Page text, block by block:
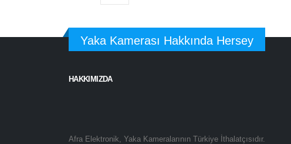
Yaka Kamerası Hakkında Hersey
HAKKIMIZDA
Afra Elektronik, Yaka Kameralarının Türkiye İthalatçısıdır.